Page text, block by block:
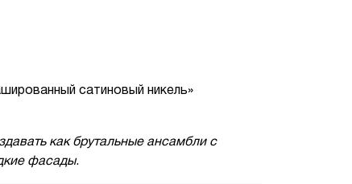
сатиновый никель»
как брутальные ансамбли с
фасады.